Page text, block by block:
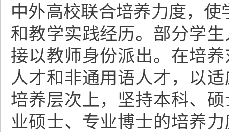
中外高校联合培养力度，
和教学实践经历。部分学
接以教师身份派出。在培
人才和非通用语人才，以
培养层次上，坚持本科、
业硕士、专业博士的培养